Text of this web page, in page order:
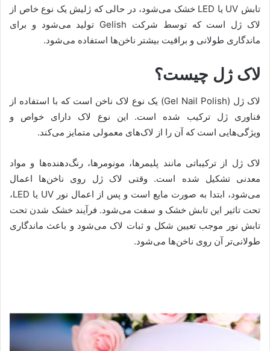
تابش UV یا LED خشک می‌شود، در حالی که ژلیش یک نوع خاص از
لاک ژل است که توسط شرکت Gelish تولید می‌شود و برای
ماندگاری طولانی و براقیت بیشتر ناخن‌ها استفاده می‌شود.
لاک ژل چیست؟
لاک ژل (Gel Nail Polish) یک نوع لاک ناخن است که با استفاده از
فناوری ژل ترکیب شده است. این نوع لاک دارای خواص و
ویژگی‌هایی است که آن را از لاک‌های معمولی متمایز می‌کند.
لاک ژل از ترکیباتی مانند پلیمرها، مونومرها، رنگ‌دهنده‌ها و مواد
معدنی تشکیل شده است. وقتی لاک ژل روی ناخن‌ها اعمال
می‌شود، ابتدا به صورت مایع است و پس از اعمال نور UV یا LED،
تحت تاثیر این تابش خشک و سفت می‌شود. فرآیند خشک شدن تحت
تابش نور موجب تعیین شکل و ثبات لاک می‌شود و باعث ماندگاری
طولانی‌تر آن روی ناخن‌ها می‌شود.